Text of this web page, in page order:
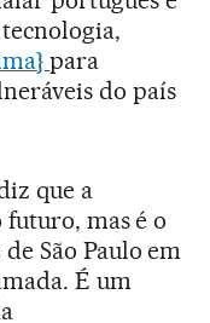
para
do país
que a
mas é o
São Paulo em
É um